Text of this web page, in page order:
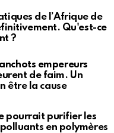
de l’Afrique de
Qu'est-ce
?
empereurs
de faim. Un
être la cause
pourrait purifier les
en polymères